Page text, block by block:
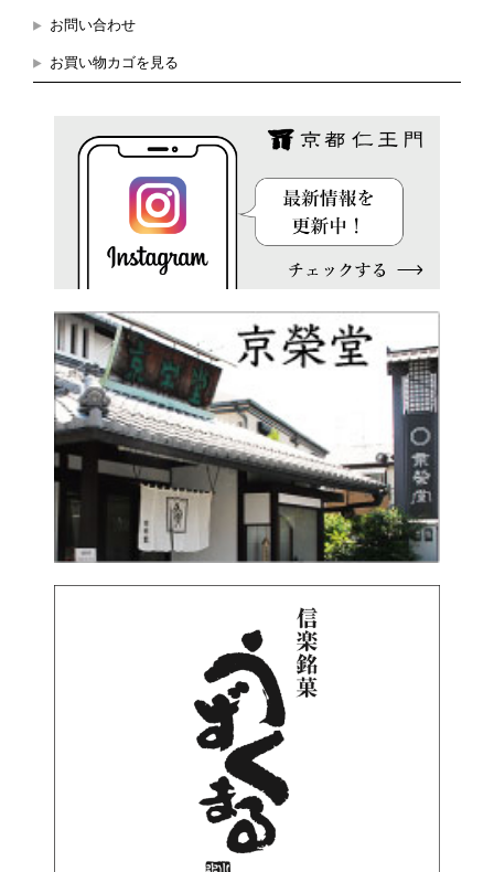
お問い合わせ
お買い物カゴを見る